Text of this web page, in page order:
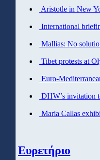
Aristotle in New
International
Mallias: No
Tibet protests at
Euro-
DHW’s invitation
Maria Callas
Ευρετήριο